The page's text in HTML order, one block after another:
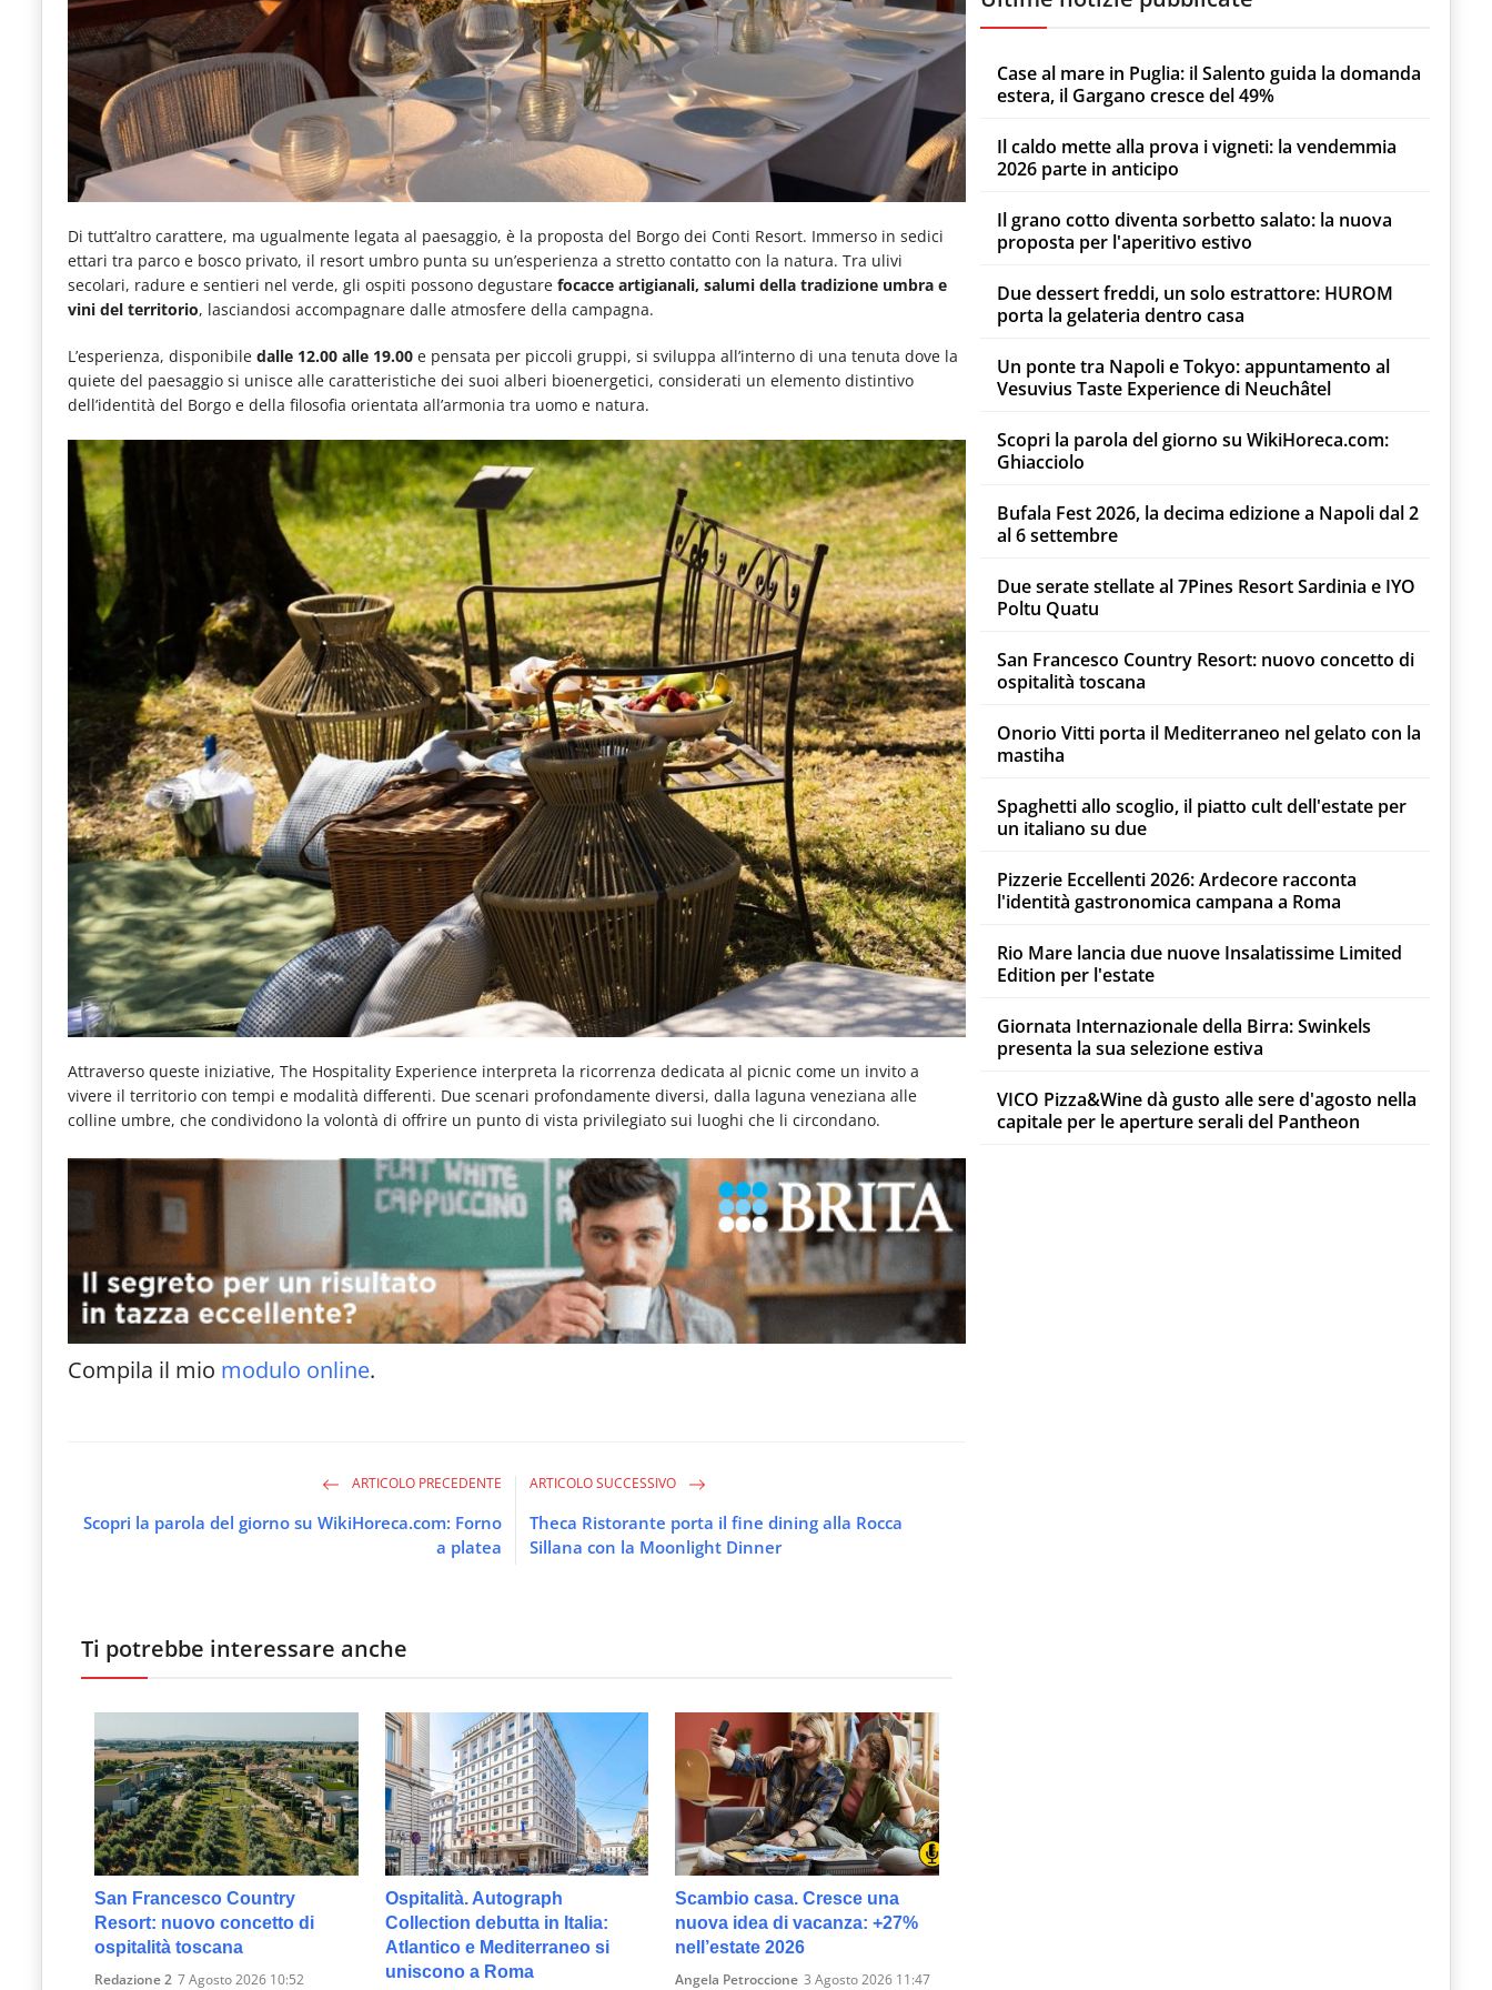
Di tutt’altro carattere, ma ugualmente legata al paesaggio, è la proposta del Borgo dei Conti Resort. Immerso in sedici
ettari tra parco e bosco privato, il resort umbro punta su un’esperienza a stretto contatto con la natura. Tra ulivi
secolari, radure e sentieri nel verde, gli ospiti possono degustare focacce artigianali, salumi della tradizione umbra e
vini del territorio, lasciandosi accompagnare dalle atmosfere della campagna.
L’esperienza, disponibile dalle 12.00 alle 19.00 e pensata per piccoli gruppi, si sviluppa all’interno di una tenuta dove la
quiete del paesaggio si unisce alle caratteristiche dei suoi alberi bioenergetici, considerati un elemento distintivo
dell’identità del Borgo e della filosofia orientata all’armonia tra uomo e natura.
Attraverso queste iniziative, The Hospitality Experience interpreta la ricorrenza dedicata al picnic come un invito a
vivere il territorio con tempi e modalità differenti. Due scenari profondamente diversi, dalla laguna veneziana alle
colline umbre, che condividono la volontà di offrire un punto di vista privilegiato sui luoghi che li circondano.
Compila il mio modulo online.
ARTICOLO PRECEDENTE
Scopri la parola del giorno su WikiHoreca.com: Forno
a platea
ARTICOLO SUCCESSIVO
Theca Ristorante porta il fine dining alla Rocca
Sillana con la Moonlight Dinner
Ti potrebbe interessare anche
San Francesco Country
Resort: nuovo concetto di
ospitalità toscana
Redazione 2 7 Agosto 2026 10:52
Ospitalità. Autograph
Collection debutta in Italia:
Atlantico e Mediterraneo si
uniscono a Roma
Scambio casa. Cresce una
nuova idea di vacanza: +27%
nell’estate 2026
Angela Petroccione 3 Agosto 2026 11:47
Case al mare in Puglia: il Salento guida la domanda
estera, il Gargano cresce del 49%
Il caldo mette alla prova i vigneti: la vendemmia
2026 parte in anticipo
Il grano cotto diventa sorbetto salato: la nuova
proposta per l'aperitivo estivo
Due dessert freddi, un solo estrattore: HUROM
porta la gelateria dentro casa
Un ponte tra Napoli e Tokyo: appuntamento al
Vesuvius Taste Experience di Neuchâtel
Scopri la parola del giorno su WikiHoreca.com:
Ghiacciolo
Bufala Fest 2026, la decima edizione a Napoli dal 2
al 6 settembre
Due serate stellate al 7Pines Resort Sardinia e IYO
Poltu Quatu
San Francesco Country Resort: nuovo concetto di
ospitalità toscana
Onorio Vitti porta il Mediterraneo nel gelato con la
mastiha
Spaghetti allo scoglio, il piatto cult dell'estate per
un italiano su due
Pizzerie Eccellenti 2026: Ardecore racconta
l'identità gastronomica campana a Roma
Rio Mare lancia due nuove Insalatissime Limited
Edition per l'estate
Giornata Internazionale della Birra: Swinkels
presenta la sua selezione estiva
VICO Pizza&Wine dà gusto alle sere d'agosto nella
capitale per le aperture serali del Pantheon